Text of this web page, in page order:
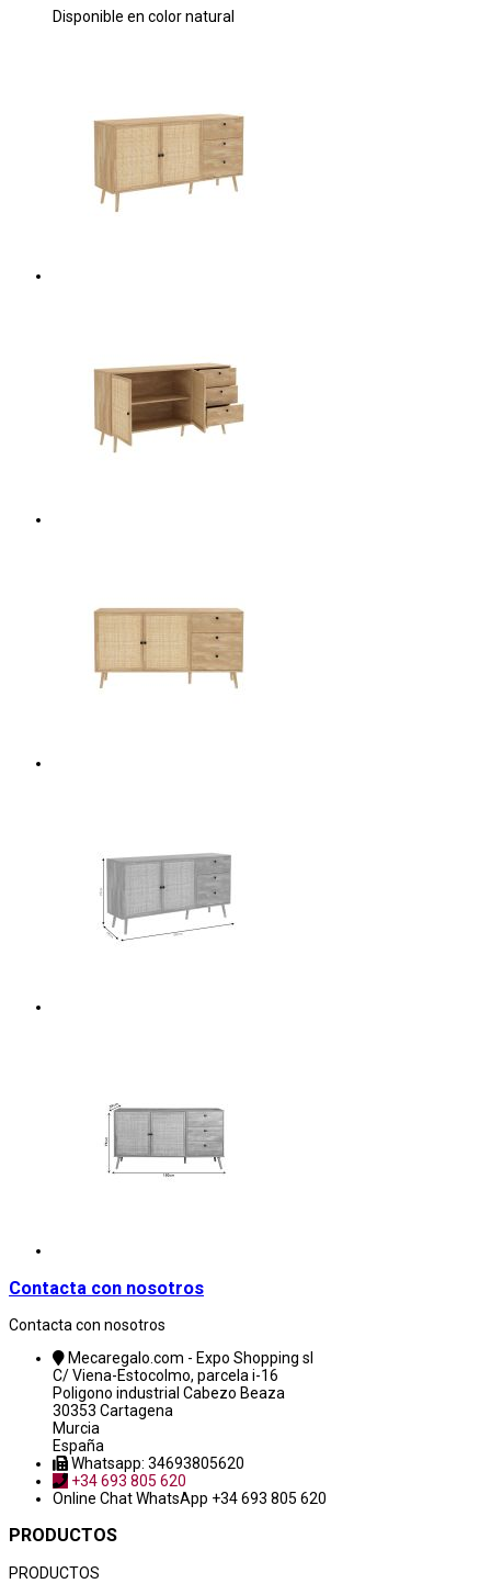
Disponible en color natural
Contacta con nosotros
Contacta con nosotros
Mecaregalo.com - Expo Shopping sl
C/ Viena-Estocolmo, parcela i-16
Poligono industrial Cabezo Beaza
30353 Cartagena
Murcia
España
Whatsapp: 34693805620
+34 693 805 620
Online ChatWhatsApp +34 693 805 620
PRODUCTOS
PRODUCTOS